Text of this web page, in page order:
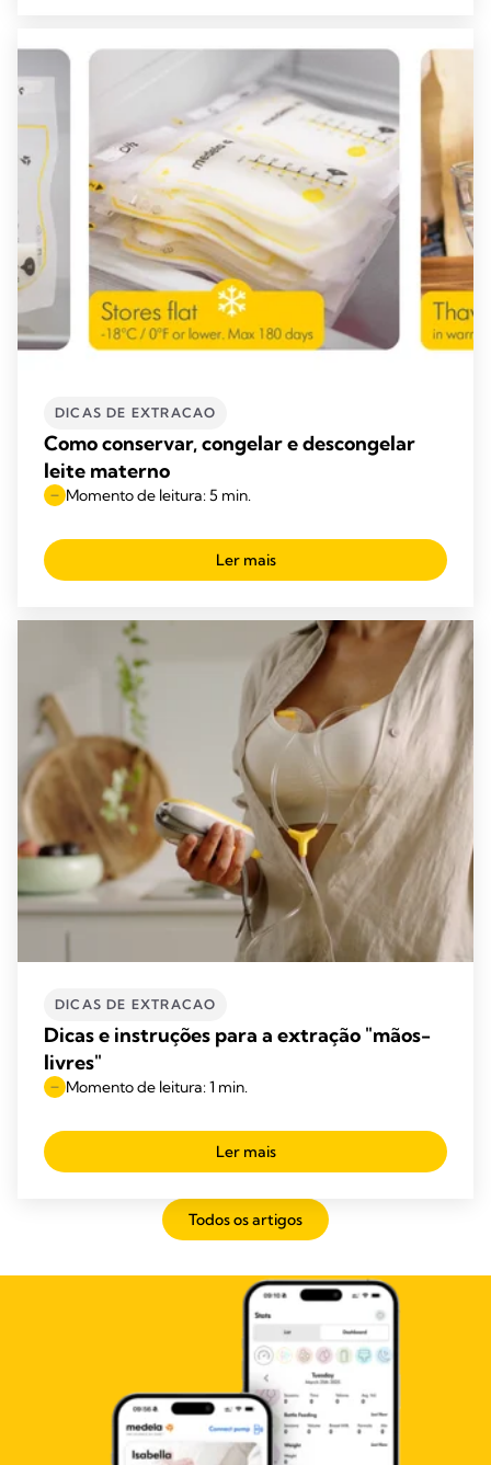
DICAS DE EXTRACAO
Como conservar, congelar e descongelar
leite materno
Momento de leitura: 5 min.
Ler mais
DICAS DE EXTRACAO
Dicas e instruções para a extração "mãos-
livres"
Momento de leitura: 1 min.
Ler mais
Todos os artigos